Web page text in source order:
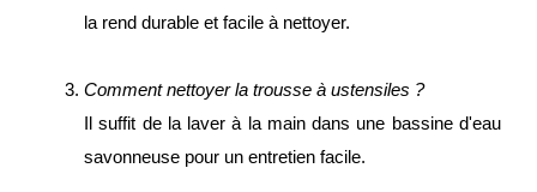
la rend durable et facile à nettoyer.
Comment nettoyer la trousse à ustensiles ?
Il suffit de la laver à la main dans une bassine d'eau
savonneuse pour un entretien facile.